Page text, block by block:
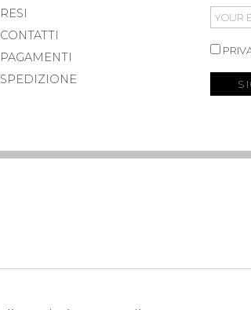
RESI
CONTATTI
PAGAMENTI
SPEDIZIONE